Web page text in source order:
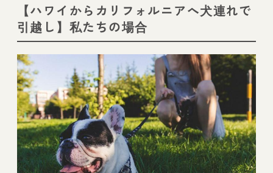
【ハワイからカリフォルニアへ犬連れで
引越し】私たちの場合